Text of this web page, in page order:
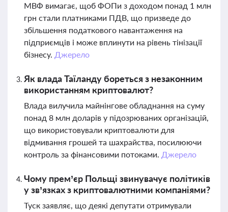
МВФ вимагає, щоб ФОПи з доходом понад 1 млн
грн стали платниками ПДВ, що призведе до
збільшення податкового навантаження на
підприємців і може вплинути на рівень тінізації
бізнесу. Джерело
Як влада Таїланду бореться з незаконним
використанням криптовалют?
Влада вилучила майнінгове обладнання на суму
понад 8 млн доларів у підозрюваних організацій,
що використовували криптовалюти для
відмивання грошей та шахрайства, посилюючи
контроль за фінансовими потоками. Джерело
Чому прем’єр Польщі звинувачує політиків
у зв’язках з криптовалютними компаніями?
Туск заявляє, що деякі депутати отримували